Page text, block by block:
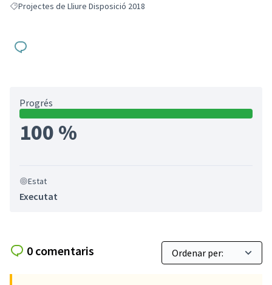
Resultats en filtrar per: Projectes de Lliure Disposició 2018
Projectes de Lliure Disposició 2018
Progrés
100 %
Estat
Executat
0 comentaris